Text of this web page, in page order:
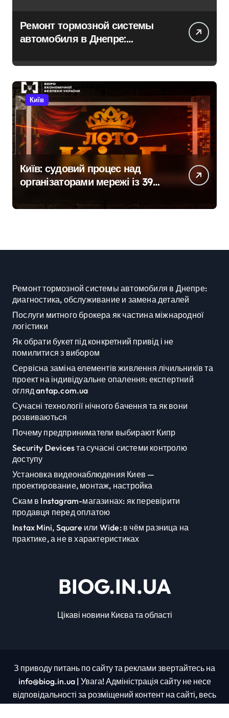
Ремонт тормозной системы
автомобиля в Днепре:
замена деталей
Київ
Київ: судовий процес над
організаторами мережі із 39
Ремонт тормозной системы автомобиля в Днепре:
диагностика, обслуживание и замена деталей
Послуги митного брокера як частина міжнародної
логістики
Як обрати букет під конкретний привід і не
помилитися з вибором
Сервісна заміна елементів живлення лічильників та
проект на індивідуальне опалення: експертний
огляд antap.com.ua
Сучасні технології нічного бачення та як вони
розвиваються
Почему предприниматели выбирают Кипр
Security Devices та сучасні системи контролю
доступу
Установка видеонаблюдения Киев —
проектирование, монтаж, настройка
Скам в Instagram-магазинах: як перевірити
продавця перед оплатою
Instax Mini, Square или Wide: в чём разница на
практике, а не в характеристиках
BIOG.IN.UA
Цікаві новини Києва та області
З приводу питань по сайту та реклами звертайтесь на
info@biog.in.ua | Увага! Адміністрація сайту не несе
відповідальності за розміщений контент на сайті, весь